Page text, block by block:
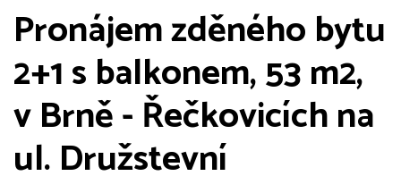
Pronájem zděného bytu
2+1 s balkonem, 53 m2,
v Brně - Řečkovicích na
ul. Družstevní